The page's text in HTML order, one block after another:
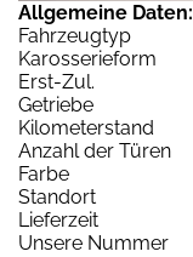
Allgemeine Daten:
Fahrzeugtyp
Karosserieform
Erst-Zul.
Getriebe
Kilometerstand
Anzahl der Türen
Farbe
Standort
Lieferzeit
Unsere Nummer